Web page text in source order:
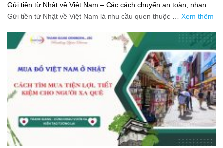
Gửi tiền từ Nhật về Việt Nam – Các cách chuyển an toàn, nhanh
và tiết kiệm
Gửi tiền từ Nhật về Việt Nam là nhu cầu quen thuộc … Xem thêm